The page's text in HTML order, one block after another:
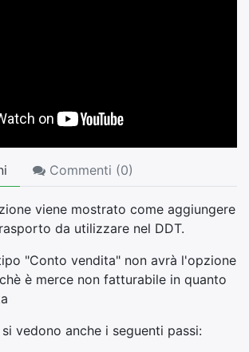
Commenti (0)
viene mostrato come aggiungere
da utilizzare nel DDT.
"Conto vendita" non avrà l'opzione
è merce non fatturabile in quanto
vedono anche i seguenti passi: